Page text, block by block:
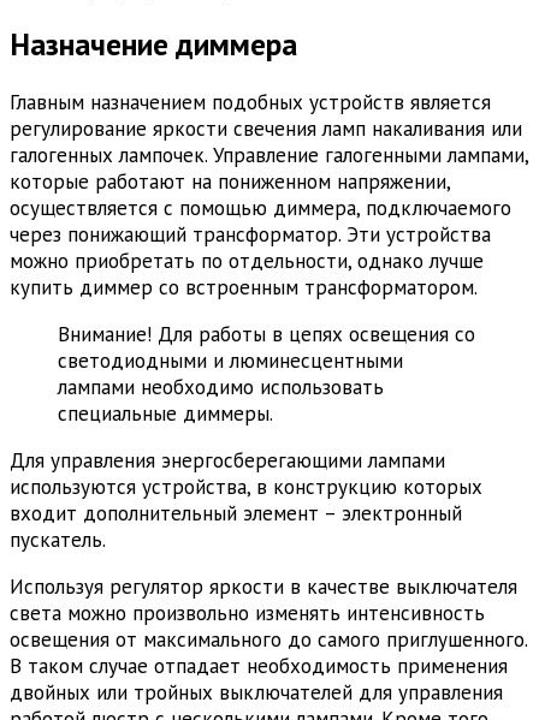
Назначение диммера
Главным назначением подобных устройств является
регулирование яркости свечения ламп накаливания или
галогенных лампочек. Управление галогенными лампами,
которые работают на пониженном напряжении,
осуществляется с помощью диммера, подключаемого
через понижающий трансформатор. Эти устройства
можно приобретать по отдельности, однако лучше
купить диммер со встроенным трансформатором.
Внимание! Для работы в цепях освещения со
светодиодными и люминесцентными
лампами необходимо использовать
специальные диммеры.
Для управления энергосберегающими лампами
используются устройства, в конструкцию которых
входит дополнительный элемент – электронный
пускатель.
Используя регулятор яркости в качестве выключателя
света можно произвольно изменять интенсивность
освещения от максимального до самого приглушенного.
В таком случае отпадает необходимость применения
двойных или тройных выключателей для управления